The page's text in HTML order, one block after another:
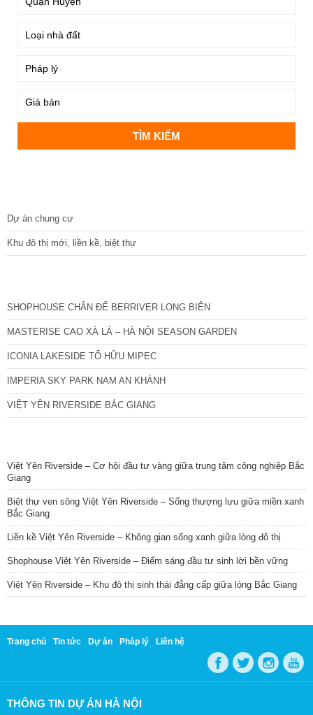
Dự án chung cư
Khu đô thị mới, liền kề, biệt thự
SHOPHOUSE CHÂN ĐẾ BERRIVER LONG BIÊN
MASTERISE CAO XÀ LÁ – HÀ NỘI SEASON GARDEN
ICONIA LAKESIDE TỐ HỮU MIPEC
IMPERIA SKY PARK NAM AN KHÁNH
VIỆT YÊN RIVERSIDE BẮC GIANG
Việt Yên Riverside – Cơ hội đầu tư vàng giữa trung tâm công nghiệp Bắc
Giang
Biệt thự ven sông Việt Yên Riverside – Sống thượng lưu giữa miền xanh
Bắc Giang
Liền kề Việt Yên Riverside – Không gian sống xanh giữa lòng đô thị
Shophouse Việt Yên Riverside – Điểm sáng đầu tư sinh lời bền vững
Việt Yên Riverside – Khu đô thị sinh thái đẳng cấp giữa lòng Bắc Giang
Trang chủ Tin tức Dự án Pháp lý Liên hệ
THÔNG TIN DỰ ÁN HÀ NỘI